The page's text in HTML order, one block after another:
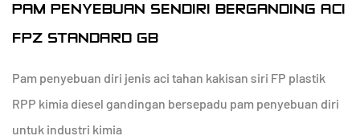
PAM PENYEBUAN SENDIRI BERGANDING ACI
FPZ STANDARD GB
Pam penyebuan diri jenis aci tahan kakisan siri FP plastik
RPP kimia diesel gandingan bersepadu pam penyebuan diri
untuk industri kimia